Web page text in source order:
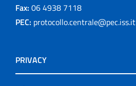
Fax: 06 4938 7118
PEC: protocollo.centrale@pec.iss.it
PRIVACY